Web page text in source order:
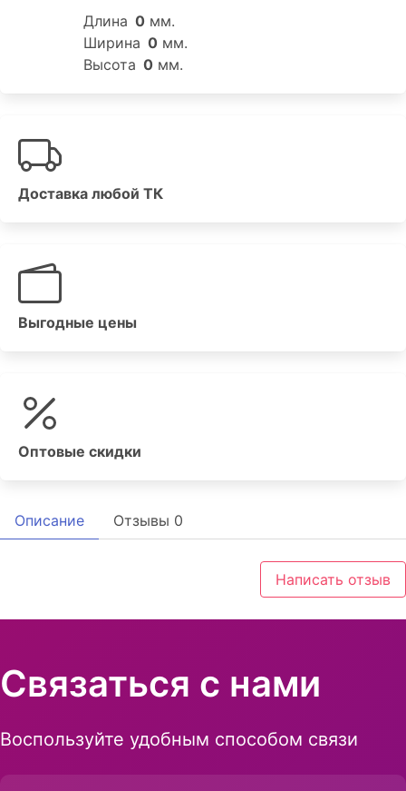
Длина 0 мм.
Ширина 0 мм.
Высота 0 мм.
Доставка любой ТК
Выгодные цены
Оптовые скидки
Описание Отзывы 0
Написать отзыв
Связаться с нами
Воспользуйте удобным способом связи